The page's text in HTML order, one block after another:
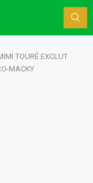
TOURÉ EXCLUT
MACKY